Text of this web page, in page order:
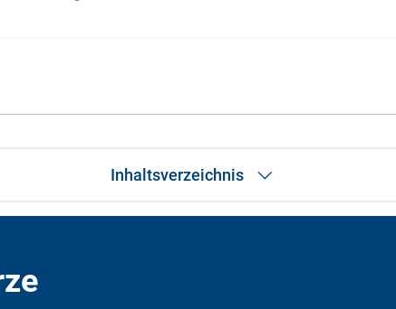
Inhaltsverzeichnis